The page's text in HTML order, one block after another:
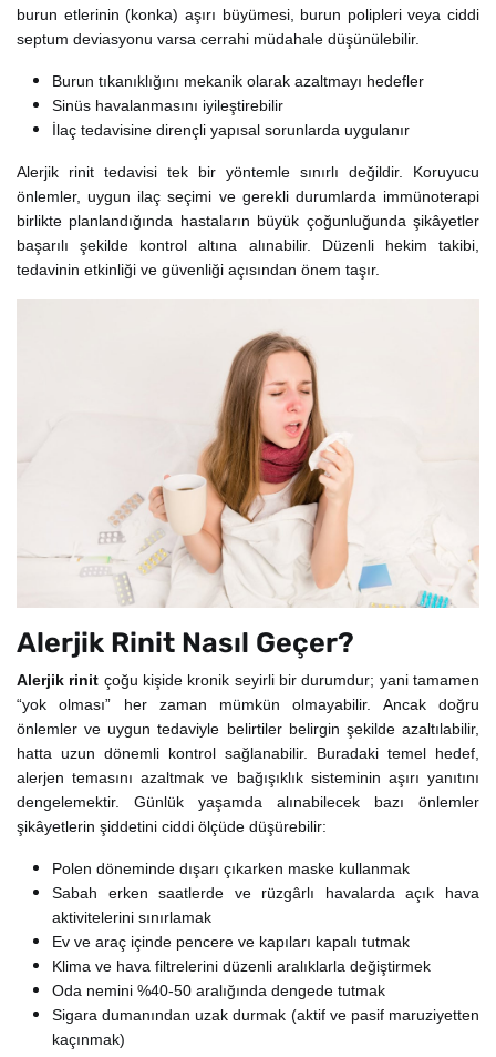
burun etlerinin (konka) aşırı büyümesi, burun polipleri veya ciddi
septum deviasyonu varsa cerrahi müdahale düşünülebilir.
Burun tıkanıklığını mekanik olarak azaltmayı hedefler
Sinüs havalanmasını iyileştirebilir
İlaç tedavisine dirençli yapısal sorunlarda uygulanır
Alerjik rinit tedavisi tek bir yöntemle sınırlı değildir. Koruyucu
önlemler, uygun ilaç seçimi ve gerekli durumlarda immünoterapi
birlikte planlandığında hastaların büyük çoğunluğunda şikâyetler
başarılı şekilde kontrol altına alınabilir. Düzenli hekim takibi,
tedavinin etkinliği ve güvenliği açısından önem taşır.
Alerjik Rinit Nasıl Geçer?
Alerjik rinit çoğu kişide kronik seyirli bir durumdur; yani tamamen
“yok olması” her zaman mümkün olmayabilir. Ancak doğru
önlemler ve uygun tedaviyle belirtiler belirgin şekilde azaltılabilir,
hatta uzun dönemli kontrol sağlanabilir. Buradaki temel hedef,
alerjen temasını azaltmak ve bağışıklık sisteminin aşırı yanıtını
dengelemektir. Günlük yaşamda alınabilecek bazı önlemler
şikâyetlerin şiddetini ciddi ölçüde düşürebilir:
Polen döneminde dışarı çıkarken maske kullanmak
Sabah erken saatlerde ve rüzgârlı havalarda açık hava
aktivitelerini sınırlamak
Ev ve araç içinde pencere ve kapıları kapalı tutmak
Klima ve hava filtrelerini düzenli aralıklarla değiştirmek
Oda nemini %40-50 aralığında dengede tutmak
Sigara dumanından uzak durmak (aktif ve pasif maruziyetten
kaçınmak)